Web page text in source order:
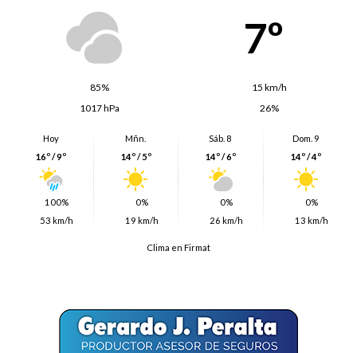
7º
85%
15 km/h
1017 hPa
26%
Hoy
16º / 9º
100%
53 km/h
Mñn.
14º / 5º
0%
19 km/h
Sáb. 8
14º / 6º
0%
26 km/h
Dom. 9
14º / 4º
0%
13 km/h
Clima en Firmat